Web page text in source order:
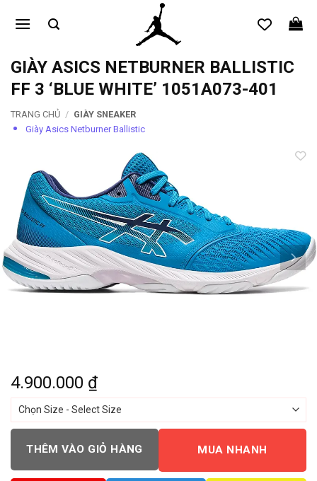
qua
dungGIÀY ASICS NETBURNER BALLISTIC
FF 3 ‘BLUE WHITE’ 1051A073-401
TRANG CHỦ / GIÀY SNEAKER
Giày Asics Netburner Ballistic
4.900.000 ₫
THÊM VÀO GIỎ HÀNG MUA NHANH